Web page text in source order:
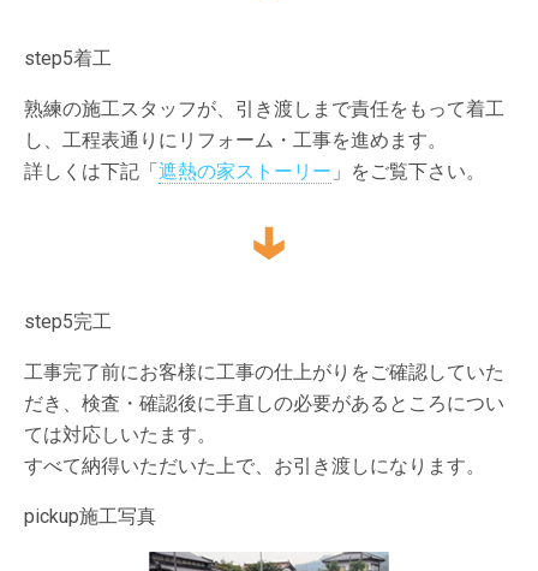
step5着工
熟練の施工スタッフが、引き渡しまで責任をもって着工
し、工程表通りにリフォーム・工事を進めます。
詳しくは下記「 遮熱の家ストーリー 」をご覧下さい。
step5完工
工事完了前にお客様に工事の仕上がりをご確認していた
だき、検査・確認後に手直しの必要があるところについ
ては対応しいたます。
すべて納得いただいた上で、お引き渡しになります。
pickup施工写真